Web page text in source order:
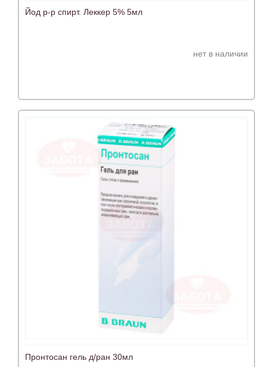
Йод р-р спирт. Леккер 5% 5мл
нет в наличии
Пронтосан гель д/ран 30мл